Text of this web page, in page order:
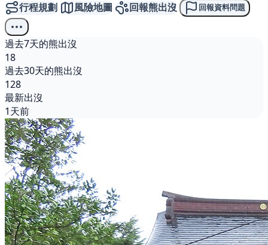
行程規劃 風險地圖 回報熊出沒 回報資料問題
過去7天的熊出沒
18
過去30天的熊出沒
128
最新出沒
1天前